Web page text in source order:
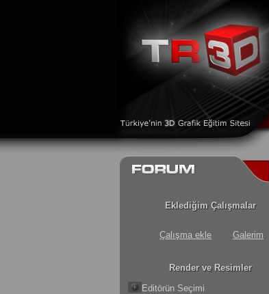
Eklediğim Çalışmalar
Çalışma ekle Galerim
Render ve Resimler
Editörün Seçimi